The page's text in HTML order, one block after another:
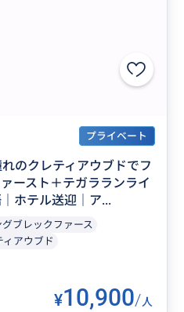
プライベート
のクレティアウブドでフ
ースト＋テガラランライ
ホテル送迎｜ア...
ブレックファース
ィアウブド
¥10,900/人